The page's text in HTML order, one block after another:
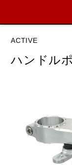
データ
ACTIVE
ハンドル